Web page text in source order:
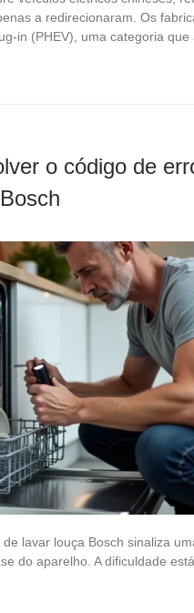
a redirecionaram. Os
in (PHEV), uma categoria
o código de
lavar louça Bosch sinaliza
do aparelho. A dificuldade